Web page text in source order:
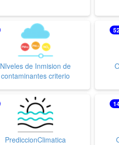
NIveles de Inmision de
contaminantes criterio
PrediccionClimatica